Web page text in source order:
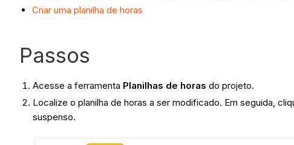
Criar uma planilha de horas
Passos
Acesse a ferramenta Planilhas de horas do projeto.
Localize o planilha de horas a ser modificado. Em seguida,
suspenso.